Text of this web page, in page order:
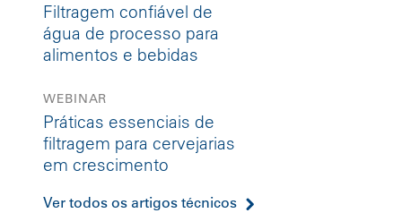
Filtragem confiável de
água de processo para
alimentos e bebidas
WEBINAR
Práticas essenciais de
filtragem para cervejarias
em crescimento
Ver todos os artigos técnicos